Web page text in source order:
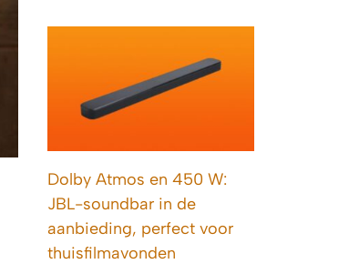
Dolby Atmos en 450 W:
JBL-soundbar in de
aanbieding, perfect voor
thuisfilmavonden